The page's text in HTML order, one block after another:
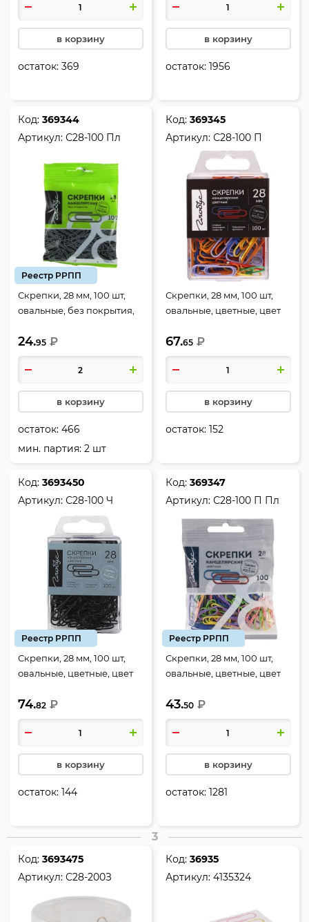
7855
в корзину
остаток:369
в корзину
остаток:1956
Код:369344
Артикул:С28-100 Пл
Реестр РРПП
Скрепки, 28 мм, 100 шт,
овальные, без покрытия,
Globus, С28-100 Пл
24.95 ₽
в корзину
остаток:466
мин. партия: 2 шт
Код:369345
Артикул:С28-100 П
Скрепки, 28 мм, 100 шт,
овальные, цветные, цвет
коробка, Globus, С28-100
П
67.65 ₽
в корзину
остаток:152
Код:3693450
Артикул:С28-100 Ч
Реестр РРПП
Скрепки, 28 мм, 100 шт,
овальные, цветные, цвет
коробка, Globus, С28-100 Ч
74.82 ₽
в корзину
остаток:144
Код:369347
Артикул:С28-100 П Пл
Реестр РРПП
Скрепки, 28 мм, 100 шт,
овальные, цветные, цвет
С28-100 П Пл
43.50 ₽
в корзину
остаток:1281
3
Код:3693475
Артикул:С28-200З
Код:36935
Артикул:4135324